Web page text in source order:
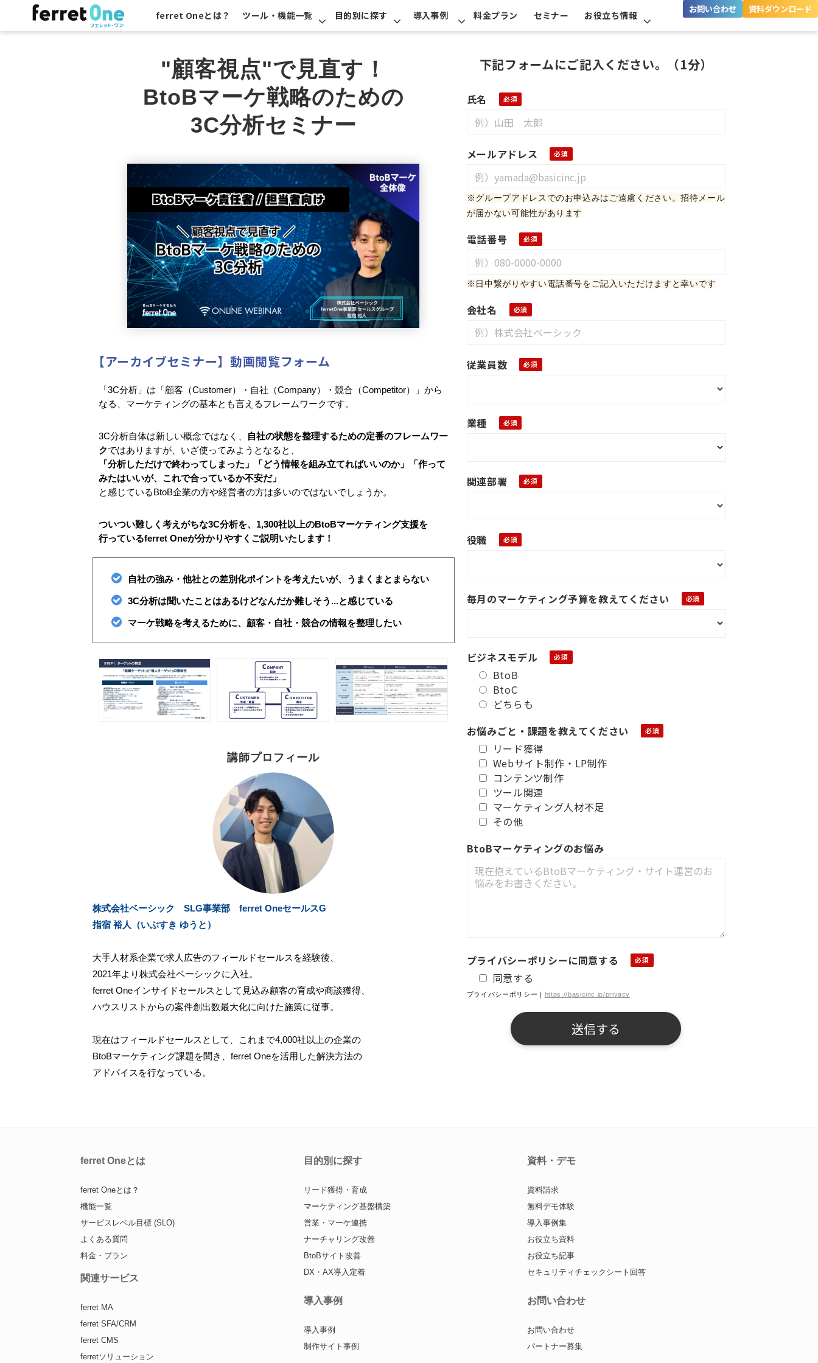
ferret Oneとは？ ツール・機能一覧 目的別に探す 導入事例 料金プラン セミナー お役立ち情報
お問い合わせ 資料ダウンロード
"顧客視点"で見直す！
BtoBマーケ戦略のための
3C分析セミナー
【アーカイブセミナー】動画閲覧フォーム
「3C分析」は「顧客（Customer）・自社（Company）・競合（Competitor）」から
なる、マーケティングの基本とも言えるフレームワークです。
3C分析自体は新しい概念ではなく、
自社の状態を整理するための定番のフレームワー
クではありますが、いざ使ってみようとなると、
「分析しただけで終わってしまった」「どう情報を組み立てればいいのか」「作って
みたはいいが、これで合っているか不安だ」
と感じているBtoB企業の方や経営者の方は多いのではないでしょうか。
ついつい難しく考えがちな3C分析を、1,300社以上のBtoBマーケティング支援を
行っているferret Oneが分かりやすくご説明いたします！
自社の強み・他社との差別化ポイントを考えたいが、うまくまとまらない
3C分析は聞いたことはあるけどなんだか難しそう...と感じている
マーケ戦略を考えるために、顧客・自社・競合の情報を整理したい
講師プロフィール
株式会社ベーシック SLG事業部 ferret OneセールスG
指宿 裕人（いぶすき ゆうと）
大手人材系企業で求人広告のフィールドセールスを経験後、
2021年より株式会社ベーシックに入社。
ferret Oneインサイドセールスとして見込み顧客の育成や商談獲得、
ハウスリストからの案件創出数最大化に向けた施策に従事。
現在はフィールドセールスとして、これまで4,000社以上の企業の
BtoBマーケティング課題を聞き、ferret Oneを活用した解決方法の
アドバイスを行なっている。
下記フォームにご記入ください。（1分）
氏名
メールアドレス
※グループアドレス でのお申込みはご遠慮ください。招待メール
が届かない可能性があります
電話番号
※日中繋がりやすい電話番号をご記入いただけますと幸いです
会社名
従業員数
業種
関連部署
役職
毎月のマーケティング予算を教えてください
ビジネスモデル
BtoB
BtoC
どちらも
お悩みごと・課題を教えてください
リード獲得
Webサイト制作・LP制作
コンテンツ制作
ツール関連
マーケティング人材不足
その他
BtoBマーケティングのお悩み
プライバシーポリシーに同意する
同意する
プライバシーポリシー｜ https://basicinc.jp/privacy
ferret Oneとは
ferret Oneとは？
機能一覧
サービスレベル目標 (SLO)
よくある質問
料金・プラン
関連サービス
ferret MA
ferret SFA/CRM
ferret CMS
ferretソリューション
目的別に探す
リード獲得・育成
マーケティング基盤構築
営業・マーケ連携
ナーチャリング改善
BtoBサイト改善
DX・AX導入定着
導入事例
導入事例
制作サイト事例
資料・デモ
資料請求
無料デモ体験
導入事例集
お役立ち資料
お役立ち記事
セキュリティチェックシート回答
お問い合わせ
お問い合わせ
パートナー募集